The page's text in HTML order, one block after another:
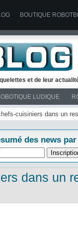
BOUTIQUE
et de leur
LUDIQUE
cuisiniers dans un
des news
dans un